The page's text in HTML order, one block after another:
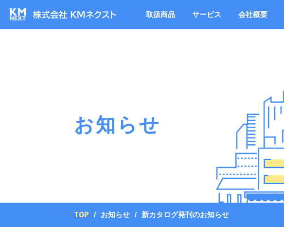
取扱商品 サービス 会社概要
お知らせ
TOP お知らせ 新カタログ発刊のお知らせ